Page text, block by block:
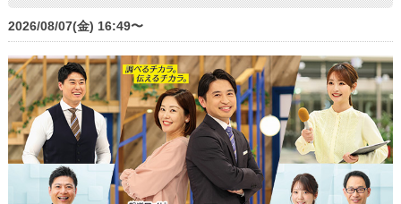
2026/08/07(金) 16:49〜